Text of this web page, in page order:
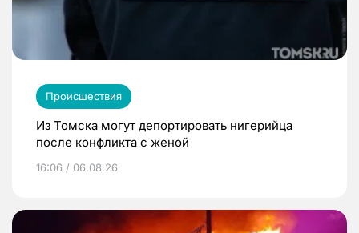
Происшествия
Из Томска могут депортировать нигерийца
после конфликта с женой
16:06 / 06.08.26